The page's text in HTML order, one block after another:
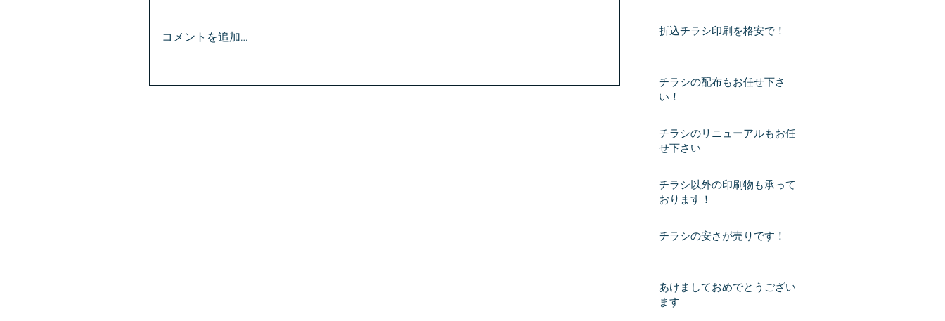
コメントを追加… 折込チラシ印刷を格安で！
チラシの配布もお任せ下さ
い！
チラシのリニューアルもお任
せ下さい
チラシ以外の印刷物も承って
おります！
チラシの安さが売りです！
あけましておめでとうござい
ます